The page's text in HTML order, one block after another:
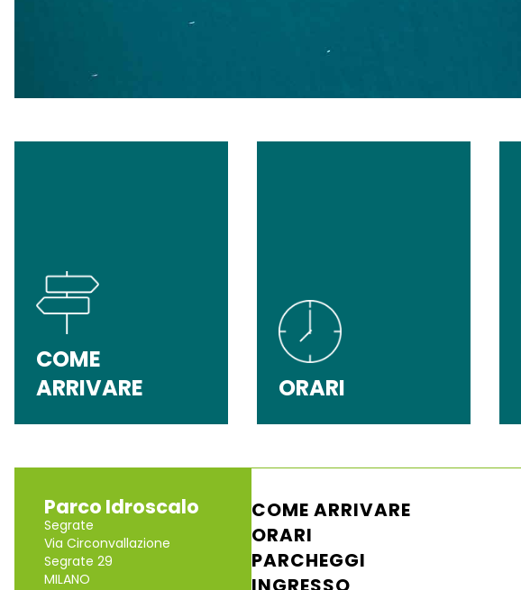
COME
ARRIVARE
ORARI
Parco Idroscalo
Segrate
Via Circonvallazione
Segrate 29
MILANO
COME ARRIVARE
ORARI
PARCHEGGI